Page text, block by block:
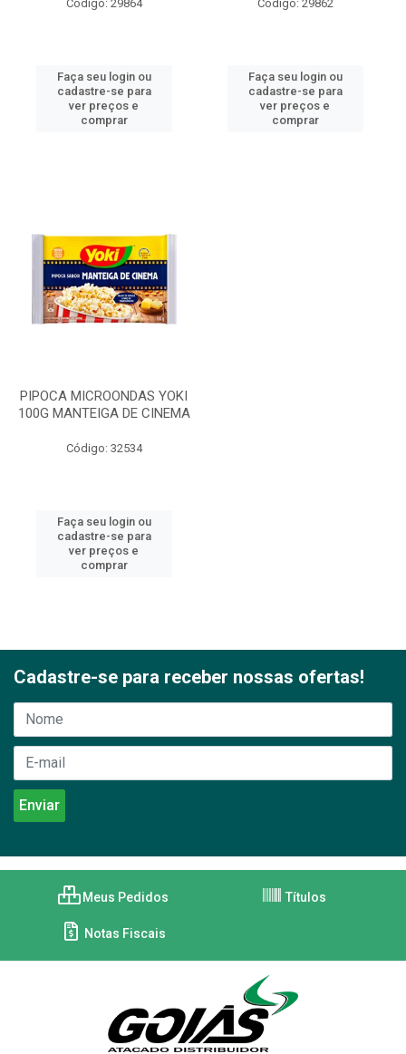
Código: 29864
Faça seu login ou
cadastre-se para
ver preços e
comprar
Código: 29862
Faça seu login ou
cadastre-se para
ver preços e
comprar
PIPOCA MICROONDAS YOKI
100G MANTEIGA DE CINEMA
Código: 32534
Faça seu login ou
cadastre-se para
ver preços e
comprar
Cadastre-se para receber nossas ofertas!
Meus Pedidos Títulos
Notas Fiscais